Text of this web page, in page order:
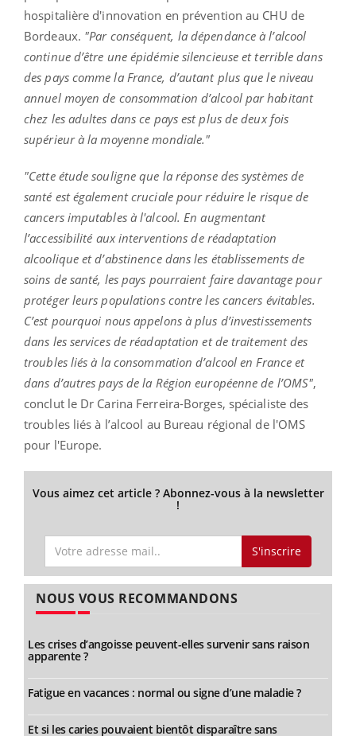
hospitalière d'innovation en prévention au CHU de
Bordeaux. "Par conséquent, la dépendance à l’alcool
continue d’être une épidémie silencieuse et terrible dans
des pays comme la France, d’autant plus que le niveau
annuel moyen de consommation d’alcool par habitant
chez les adultes dans ce pays est plus de deux fois
supérieur à la moyenne mondiale."
"Cette étude souligne que la réponse des systèmes de
santé est également cruciale pour réduire le risque de
cancers imputables à l'alcool. En augmentant
l’accessibilité aux interventions de réadaptation
alcoolique et d’abstinence dans les établissements de
soins de santé, les pays pourraient faire davantage pour
protéger leurs populations contre les cancers évitables.
C’est pourquoi nous appelons à plus d’investissements
dans les services de réadaptation et de traitement des
troubles liés à la consommation d’alcool en France et
dans d’autres pays de la Région européenne de l’OMS",
conclut le Dr Carina Ferreira-Borges, spécialiste des
troubles liés à l’alcool au Bureau régional de l'OMS
pour l'Europe.
Vous aimez cet article ? Abonnez-vous à la newsletter
!
S'inscrire
NOUS VOUS RECOMMANDONS
Les crises d’angoisse peuvent-elles survenir sans raison
apparente ?
Fatigue en vacances : normal ou signe d’une maladie ?
Et si les caries pouvaient bientôt disparaître sans